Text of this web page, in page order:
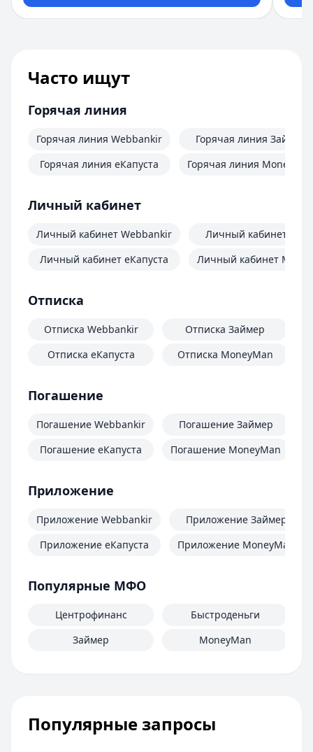
Часто ищут
Горячая линия
Горячая линия Webbankir
Горячая линия еКапуста
Горячая линия Займер
Горячая линия
Личный кабинет
Личный кабинет Webbankir
Личный кабинет еКапуста
Личный кабинет
Личный кабинет
Отписка
Отписка Webbankir
Отписка еКапуста
Отписка Займер
Отписка MoneyMan
Погашение
Погашение Webbankir
Погашение еКапуста
Погашение Займер
Погашение MoneyMan
Приложение
Приложение Webbankir
Приложение еКапуста
Приложение Займер
Приложение MoneyMan
Популярные МФО
Центрофинанс
Займер
Быстроденьги
MoneyMan
Популярные запросы